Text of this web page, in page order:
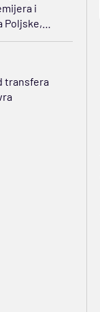
i
Poljske,
transfera